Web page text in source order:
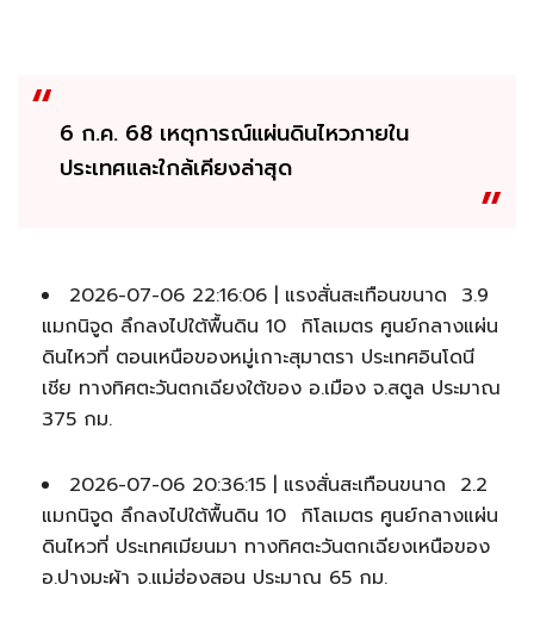
6 ก.ค. 68 เหตุการณ์แผ่นดินไหวภายใน
ประเทศและใกล้เคียงล่าสุด
2026-07-06 22:16:06 | แรงสั่นสะเทือนขนาด 3.9
แมกนิจูด ลึกลงไปใต้พื้นดิน 10 กิโลเมตร ศูนย์กลางแผ่น
ดินไหวที่ ตอนเหนือของหมู่เกาะสุมาตรา ประเทศอินโดนี
เชีย ทางทิศตะวันตกเฉียงใต้ของ อ.เมือง จ.สตูล ประมาณ
375 กม.
2026-07-06 20:36:15 | แรงสั่นสะเทือนขนาด 2.2
แมกนิจูด ลึกลงไปใต้พื้นดิน 10 กิโลเมตร ศูนย์กลางแผ่น
ดินไหวที่ ประเทศเมียนมา ทางทิศตะวันตกเฉียงเหนือของ
อ.ปางมะผ้า จ.แม่ฮ่องสอน ประมาณ 65 กม.